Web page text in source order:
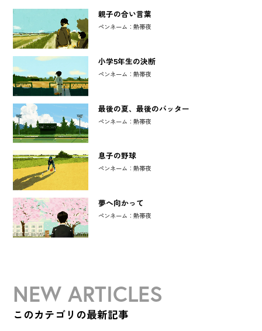
親子の合い言葉
ペンネーム：熱帯夜
小学5年生の決断
ペンネーム：熱帯夜
最後の夏、最後のバッター
ペンネーム：熱帯夜
息子の野球
ペンネーム：熱帯夜
夢へ向かって
ペンネーム：熱帯夜
NEW ARTICLES
このカテゴリの最新記事